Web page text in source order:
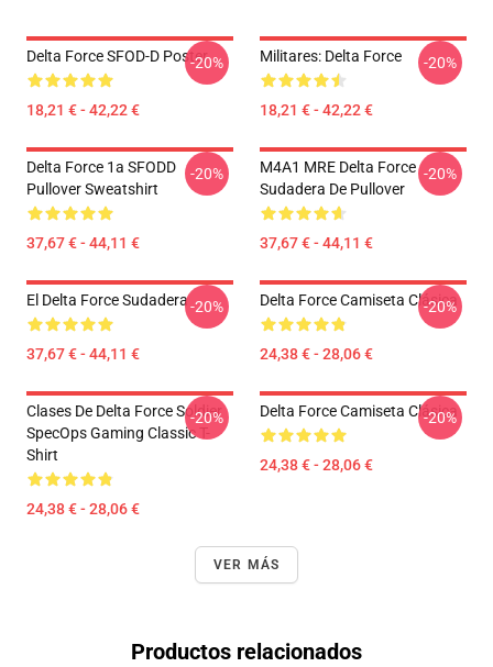
Delta Force SFOD-D Poster
18,21 € - 42,22 €
-20% Militares: Delta Force
18,21 € - 42,22 €
-20%
Delta Force 1a SFODD
Pullover Sweatshirt
37,67 € - 44,11 €
-20%
M4A1 MRE Delta Force
Sudadera De Pullover
37,67 € - 44,11 €
-20%
El Delta Force Sudadera
37,67 € - 44,11 €
-20% Delta Force Camiseta Clásica
24,38 € - 28,06 €
-20%
Clases De Delta Force Soldier
SpecOps Gaming Classic T-
Shirt
24,38 € - 28,06 €
-20% Delta Force Camiseta Clásica
24,38 € - 28,06 €
-20%
VER MÁS
Productos relacionados